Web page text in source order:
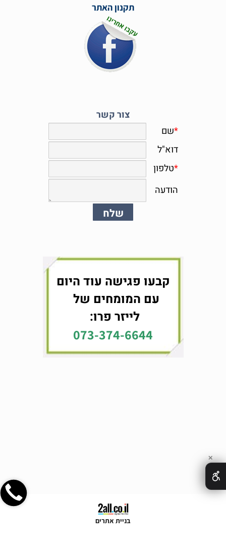
תקנון האתר
צור קשר
קבעו פגישה עוד היום
עם המומחים של
לייזר פרו:
073-374-6644
בניית אתרים
✕